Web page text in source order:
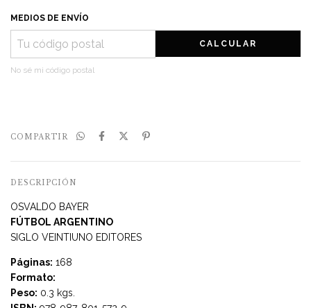
MEDIOS DE ENVÍO
CALCULAR
No sé mi código postal
COMPARTIR
DESCRIPCIÓN
OSVALDO BAYER
FÚTBOL ARGENTINO
SIGLO VEINTIUNO EDITORES
Páginas: 168
Formato:
Peso: 0.3 kgs.